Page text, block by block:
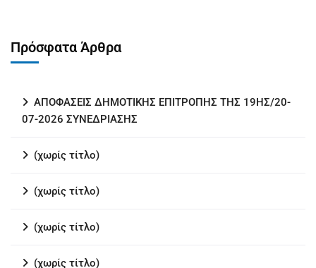
Πρόσφατα Άρθρα
ΑΠΟΦΑΣΕΙΣ ΔΗΜΟΤΙΚΗΣ ΕΠΙΤΡΟΠΗΣ ΤΗΣ 19ΗΣ/20-
07-2026 ΣΥΝΕΔΡΙΑΣΗΣ
(χωρίς τίτλο)
(χωρίς τίτλο)
(χωρίς τίτλο)
(χωρίς τίτλο)